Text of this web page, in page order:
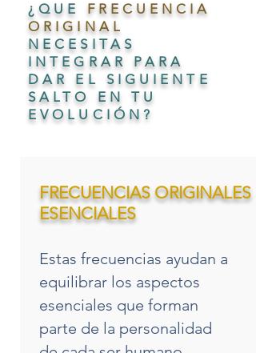
¿QUE FRECUENCIA
ORIGINAL
NECESITAS
INTEGRAR PARA
DAR EL SIGUIENTE
SALTO EN TU
EVOLUCIÓN?
FRECUENCIAS ORIGINALES
ESENCIALES
Estas frecuencias ayudan a
equilibrar los aspectos
esenciales que forman
parte de la personalidad